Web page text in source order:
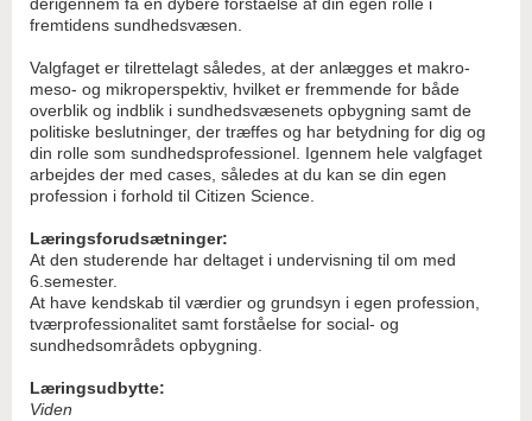
fremtidens sundhedsvæsen.
Valgfaget er tilrettelagt således, at der anlægges et makro-
meso- og mikroperspektiv, hvilket er fremmende for både
overblik og indblik i sundhedsvæsenets opbygning samt de
politiske beslutninger, der træffes og har betydning for dig og
din rolle som sundhedsprofessionel. Igennem hele valgfaget
arbejdes der med cases, således at du kan se din egen
profession i forhold til Citizen Science.
Læringsforudsætninger:
At den studerende har deltaget i undervisning til om med
6.semester.
At have kendskab til værdier og grundsyn i egen profession,
tværprofessionalitet samt forståelse for social- og
sundhedsområdets opbygning.
Læringsudbytte:
Viden